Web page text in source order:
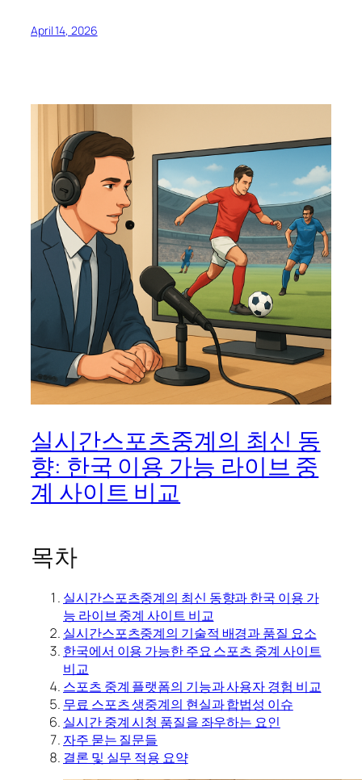
April 14, 2026
실시간스포츠중계의 최신 동
향: 한국 이용 가능 라이브 중
계 사이트 비교
목차
실시간스포츠중계의 최신 동향과 한국 이용 가
능 라이브 중계 사이트 비교
실시간스포츠중계의 기술적 배경과 품질 요소
한국에서 이용 가능한 주요 스포츠 중계 사이트
비교
스포츠 중계 플랫폼의 기능과 사용자 경험 비교
무료 스포츠 생중계의 현실과 합법성 이슈
실시간 중계 시청 품질을 좌우하는 요인
자주 묻는 질문들
결론 및 실무 적용 요약